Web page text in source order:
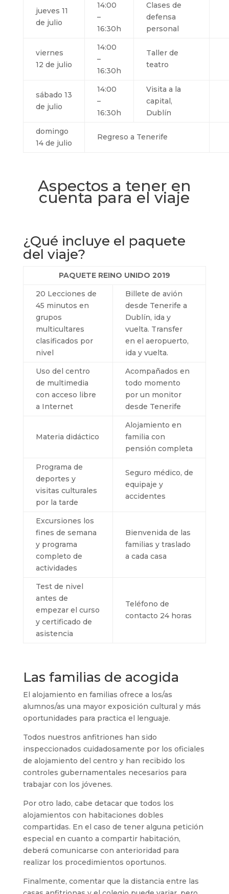
jueves 11
de julio
14:00
–
16:30h
Clases de
defensa
personal
viernes
12 de julio
14:00
–
16:30h
Taller de
teatro
sábado 13
de julio
14:00
–
16:30h
Visita a la
capital,
Dublín
domingo
14 de julio
Regreso a Tenerife
Aspectos a tener en
cuenta para el viaje
¿Qué incluye el paquete
del viaje?
PAQUETE REINO UNIDO 2019
20 Lecciones de
45 minutos en
grupos
multicultares
clasificados por
nivel
Billete de avión
desde Tenerife a
Dublín, ida y
vuelta. Transfer
en el aeropuerto,
ida y vuelta.
Uso del centro
de multimedia
con acceso libre
a Internet
Acompañados en
todo momento
por un monitor
desde Tenerife
Materia didáctico
Alojamiento en
familia con
pensión completa
Programa de
deportes y
visitas culturales
por la tarde
Seguro médico, de
equipaje y
accidentes
Excursiones los
fines de semana
y programa
completo de
actividades
Bienvenida de las
familias y traslado
a cada casa
Test de nivel
antes de
empezar el curso
y certificado de
asistencia
Teléfono de
contacto 24 horas
Las familias de acogida
El alojamiento en familias ofrece a los/as
alumnos/as una mayor exposición cultural y más
oportunidades para practica el lenguaje.
Todos nuestros anfitriones han sido
inspeccionados cuidadosamente por los oficiales
de alojamiento del centro y han recibido los
controles gubernamentales necesarios para
trabajar con los jóvenes.
Por otro lado, cabe detacar que todos los
alojamientos con habitaciones dobles
compartidas. En el caso de tener alguna petición
especial en cuanto a compartir habitación,
deberá comunicarse con anterioridad para
realizar los procedimientos oportunos.
Finalmente, comentar que la distancia entre las